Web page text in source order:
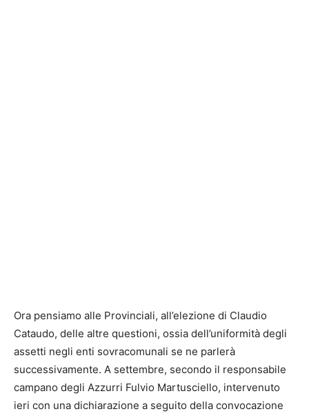
Ora pensiamo alle Provinciali, all’elezione di Claudio
Cataudo, delle altre questioni, ossia dell’uniformità degli
assetti negli enti sovracomunali se ne parlerà
successivamente. A settembre, secondo il responsabile
campano degli Azzurri Fulvio Martusciello, intervenuto
ieri con una dichiarazione a seguito della convocazione